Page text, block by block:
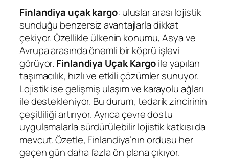
Finlandiya uçak kargo: uluslar arası lojistik
sunduğu benzersiz avantajlarla dikkat
çekiyor. Özellikle ülkenin konumu, Asya ve
Avrupa arasında önemli bir köprü işlevi
görüyor. Finlandiya Uçak Kargoile yapılan
taşımacılık, hızlı ve etkili çözümler sunuyor.
Lojistik ise gelişmiş ulaşım ve karayolu ağları
ile destekleniyor. Bu durum, tedarik zincirinin
çeşitliliği artırıyor. Ayrıca çevre dostu
uygulamalarla sürdürülebilir lojistik katkısı da
mevcut. Özetle, Finlandiya’nın ordusu her
geçen gün daha fazla ön plana çıkıyor.